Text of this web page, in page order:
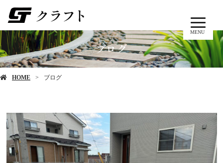
MENU
ブログ
HOME ブログ